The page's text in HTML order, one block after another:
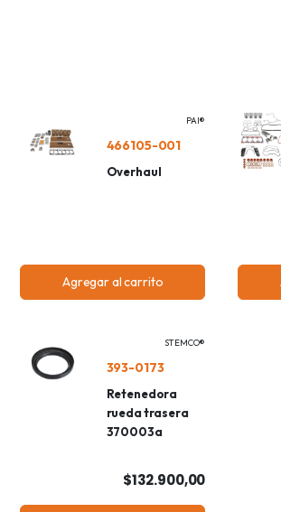
PAI®
466105-001
Overhaul
Agregar al carrito
STEMCO®
393-0173
Retenedora
rueda trasera
370003a
$132.900,00